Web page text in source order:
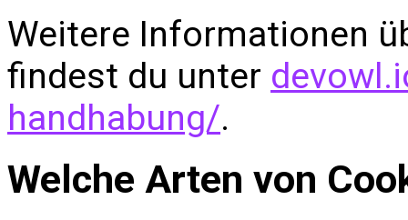
Weitere Informationen
findest du unter
handhabung/.
Welche Arten von